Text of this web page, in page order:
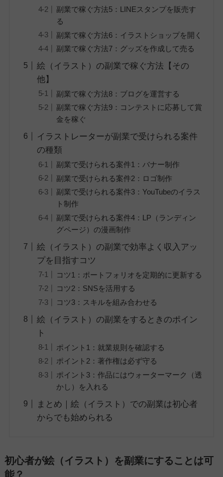
副業で稼ぐ方法5：LINEスタンプを販売す
る
副業で稼ぐ方法6：イラストショップを開く
副業で稼ぐ方法7：グッズを作成して売る
絵（イラスト）の副業で稼ぐ方法【その
他】
副業で稼ぐ方法8：ブログを運営する
副業で稼ぐ方法9：コンテストに応募して賞
金を稼ぐ
イラストレーターが副業で受けられる案件
の種類
副業で受けられる案件1：バナー制作
副業で受けられる案件2：ロゴ制作
副業で受けられる案件3：YouTubeのイラス
ト制作
副業で受けられる案件4：LP（ランディン
グページ）の漫画制作
絵（イラスト）の副業で効率よく収入アッ
プを目指すコツ
コツ1：ポートフォリオを定期的に更新する
コツ2：SNSを活用する
コツ3：スキルを組み合わせる
絵（イラスト）の副業をするときのポイン
ト
ポイント1：就業規則を確認する
ポイント2：著作権は必ず守る
ポイント3：作品にはウォーターマーク（透
かし）を入れる
まとめ｜絵（イラスト）での副業は初心者
からでも始められる
初心者が絵（イラスト）を副業にすることは可
能？